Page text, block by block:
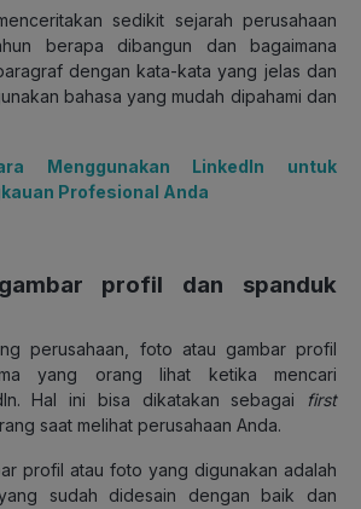
sedikit sejarah perusahaan
berapa dibangun dan bagaimana
dengan kata-kata yang jelas dan
bahasa yang mudah dipahami dan
Menggunakan LinkedIn untuk
Profesional Anda
profil dan spanduk
perusahaan, foto atau gambar profil
yang orang lihat ketika mencari
Hal ini bisa dikatakan sebagai
first
saat melihat perusahaan Anda.
profil atau foto yang digunakan adalah
sudah didesain dengan baik dan